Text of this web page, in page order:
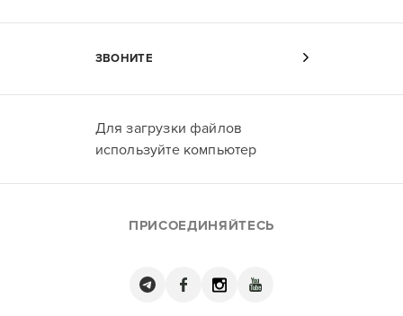
ЗВОНИТЕ
Для загрузки файлов
используйте компьютер
ПРИСОЕДИНЯЙТЕСЬ